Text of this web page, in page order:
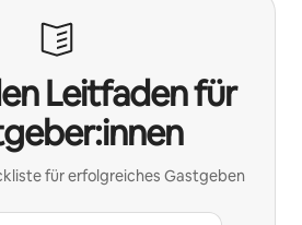
Leitfaden für
für erfolgreiches Gastgeben